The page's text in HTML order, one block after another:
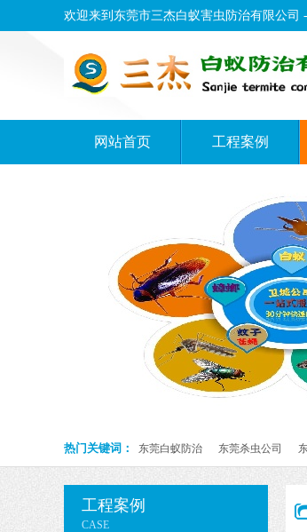
欢迎来到东莞市三杰白蚁害虫防治有限公司
网站首页 工程案例
热门关键词： 东莞白蚁防治 东莞杀虫公司
工程案例
CASE